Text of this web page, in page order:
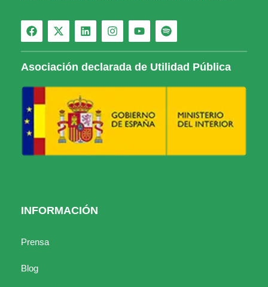
Asociación declarada de Utilidad Pública
INFORMACIÓN
Prensa
Blog